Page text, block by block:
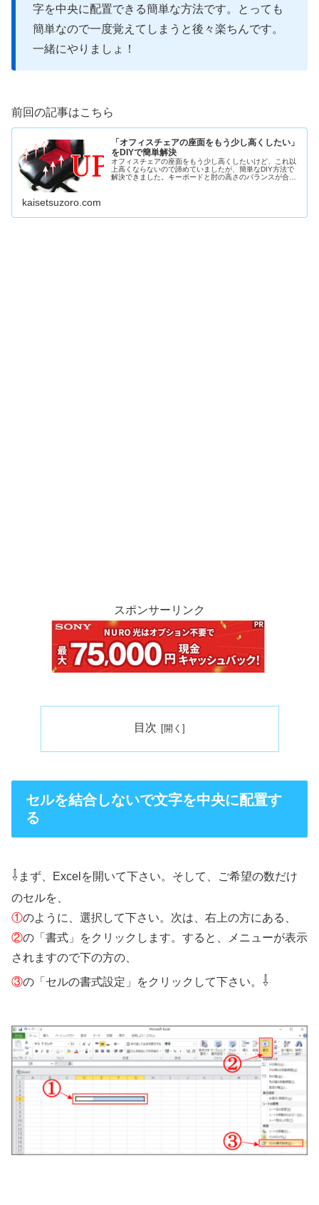
字を中央に配置できる簡単な方法です。とっても
簡単なので一度覚えてしまうと後々楽ちんです。
一緒にやりましょ！
前回の記事はこちら
「オフィスチェアの座面をもう少し高くしたい」
をDIYで簡単解決
オフィスチェアの座面をもう少し高くしたいけど、これ以
上高くならないので諦めていましたが、簡単なDIY方法で
解決できました。キーボードと肘の高さのバランスが合
kaisetsuzoro.com
スポンサーリンク
目次
セルを結合しないで文字を中央に配置す
る
⇩ まず、Excelを開いて下さい。そして、ご希望の数だけ
のセルを、
①のように、選択して下さい。次は、右上の方にある、
②の「書式」をクリックします。すると、メニューが表示
されますので下の方の、
③の「セルの書式設定」をクリックして下さい。 ⇩